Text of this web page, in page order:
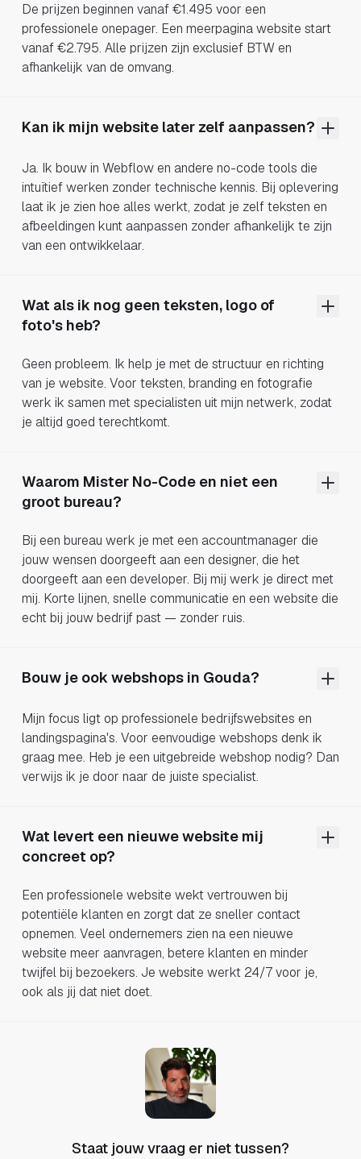
De prijzen beginnen vanaf €1.495 voor een
professionele onepager. Een meerpagina website start
vanaf €2.795. Alle prijzen zijn exclusief BTW en
afhankelijk van de omvang.
Kan ik mijn website later zelf aanpassen?
Ja. Ik bouw in Webflow en andere no-code tools die
intuïtief werken zonder technische kennis. Bij oplevering
laat ik je zien hoe alles werkt, zodat je zelf teksten en
afbeeldingen kunt aanpassen zonder afhankelijk te zijn
van een ontwikkelaar.
Wat als ik nog geen teksten, logo of
foto's heb?
Geen probleem. Ik help je met de structuur en richting
van je website. Voor teksten, branding en fotografie
werk ik samen met specialisten uit mijn netwerk, zodat
je altijd goed terechtkomt.
Waarom Mister No-Code en niet een
groot bureau?
Bij een bureau werk je met een accountmanager die
jouw wensen doorgeeft aan een designer, die het
doorgeeft aan een developer. Bij mij werk je direct met
mij. Korte lijnen, snelle communicatie en een website die
echt bij jouw bedrijf past — zonder ruis.
Bouw je ook webshops in Gouda?
Mijn focus ligt op professionele bedrijfswebsites en
landingspagina's. Voor eenvoudige webshops denk ik
graag mee. Heb je een uitgebreide webshop nodig? Dan
verwijs ik je door naar de juiste specialist.
Wat levert een nieuwe website mij
concreet op?
Een professionele website wekt vertrouwen bij
potentiële klanten en zorgt dat ze sneller contact
opnemen. Veel ondernemers zien na een nieuwe
website meer aanvragen, betere klanten en minder
twijfel bij bezoekers. Je website werkt 24/7 voor je,
ook als jij dat niet doet.
Staat jouw vraag er niet tussen?